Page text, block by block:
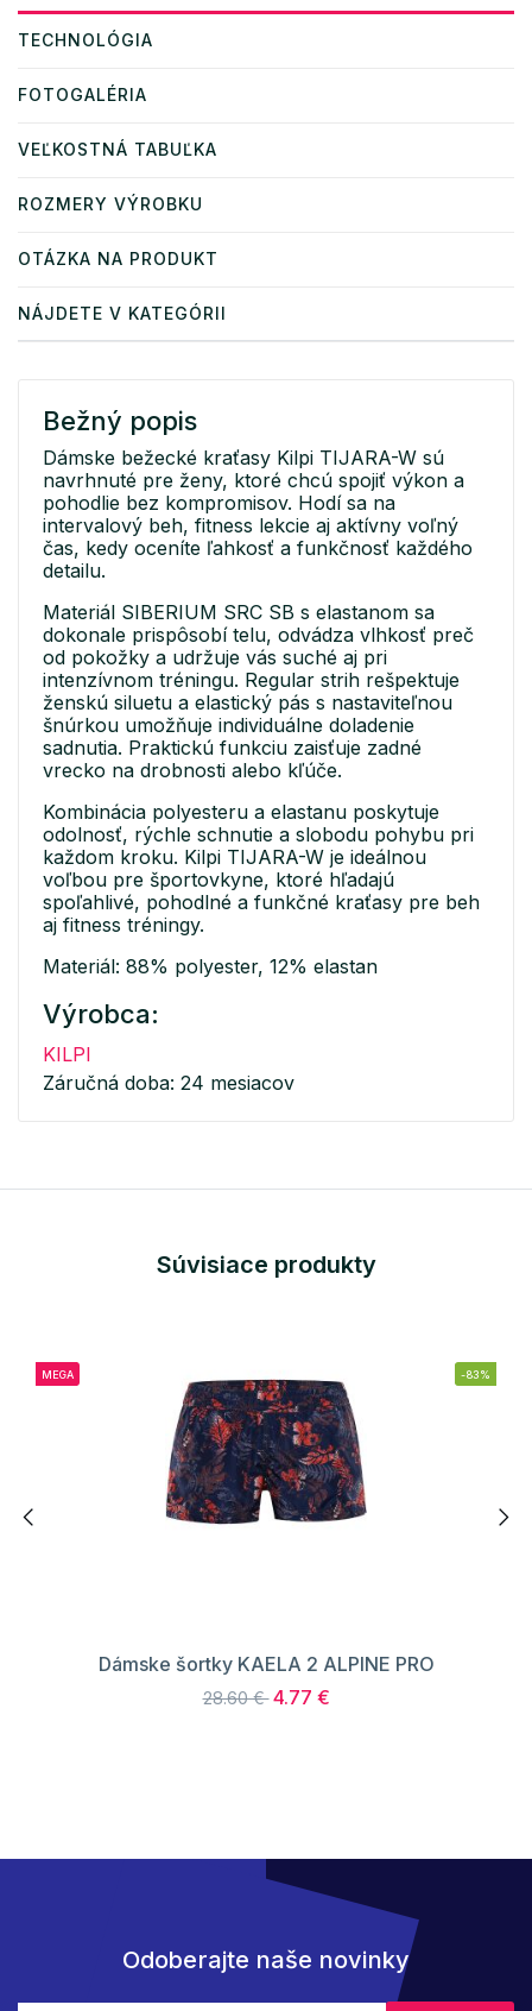
TECHNOLÓGIA
FOTOGALÉRIA
VEĽKOSTNÁ TABUĽKA
ROZMERY VÝROBKU
OTÁZKA NA PRODUKT
NÁJDETE V KATEGÓRII
Bežný popis
Dámske bežecké kraťasy Kilpi TIJARA-W sú
navrhnuté pre ženy, ktoré chcú spojiť výkon a
pohodlie bez kompromisov. Hodí sa na
intervalový beh, fitness lekcie aj aktívny voľný
čas, kedy oceníte ľahkosť a funkčnosť každého
detailu.
Materiál SIBERIUM SRC SB s elastanom sa
dokonale prispôsobí telu, odvádza vlhkosť preč
od pokožky a udržuje vás suché aj pri
intenzívnom tréningu. Regular strih rešpektuje
ženskú siluetu a elastický pás s nastaviteľnou
šnúrkou umožňuje individuálne doladenie
sadnutia. Praktickú funkciu zaisťuje zadné
vrecko na drobnosti alebo kľúče.
Kombinácia polyesteru a elastanu poskytuje
odolnosť, rýchle schnutie a slobodu pohybu pri
každom kroku. Kilpi TIJARA-W je ideálnou
voľbou pre športovkyne, ktoré hľadajú
spoľahlivé, pohodlné a funkčné kraťasy pre beh
aj fitness tréningy.
Materiál: 88% polyester, 12% elastan
Výrobca:
KILPI
Záručná doba: 24 mesiacov
Súvisiace produkty
MEGA -83%
Dámske šortky KAELA 2 ALPINE PRO
28.60 € 4.77 €
Odoberajte naše novinky